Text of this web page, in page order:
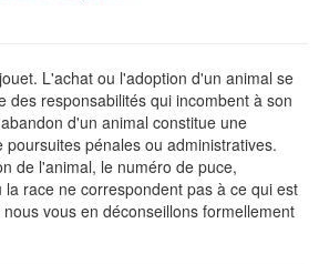
L'achat ou l'adoption d'un animal se
des responsabilités qui incombent à son
d'un animal constitue une
pénales ou administratives.
de l'animal, le numéro de puce,
race ne correspondent pas à ce qui est
vous en déconseillons formellement